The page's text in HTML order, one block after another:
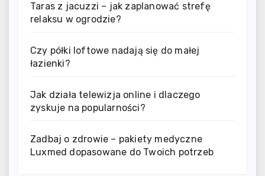
Taras z jacuzzi – jak zaplanować strefę
relaksu w ogrodzie?
Czy półki loftowe nadają się do małej
łazienki?
Jak działa telewizja online i dlaczego
zyskuje na popularności?
Zadbaj o zdrowie – pakiety medyczne
Luxmed dopasowane do Twoich potrzeb